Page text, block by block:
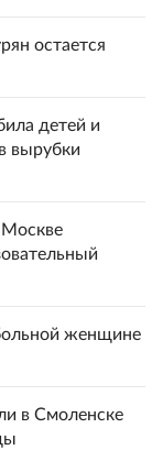
остается
детей и
вырубки
Москве
женщине
в Смоленске